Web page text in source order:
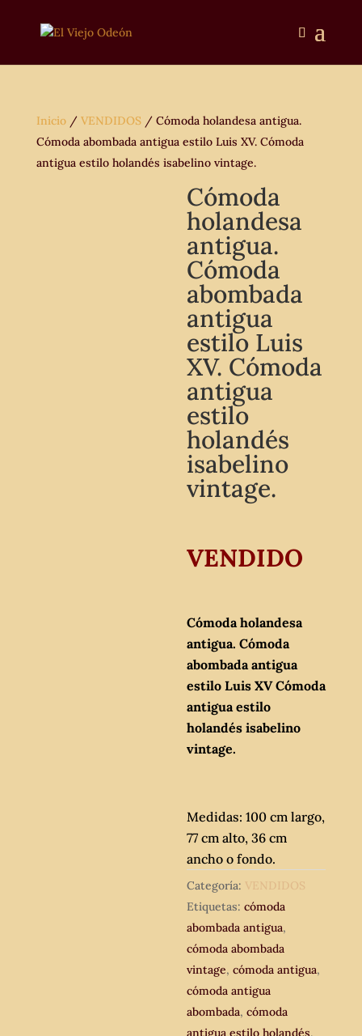
Inicio/ VENDIDOS/ Cómoda holandesa antigua.
Cómoda abombada antigua estilo Luis XV. Cómoda
antigua estilo holandés isabelino vintage.
Cómoda
holandesa
antigua.
Cómoda
abombada
antigua
estilo Luis
XV. Cómoda
antigua
estilo
holandés
isabelino
vintage.
VENDIDO
Cómoda holandesa
antigua. Cómoda
abombada antigua
estilo Luis XV Cómoda
antigua estilo
holandés isabelino
vintage.
Medidas: 100 cm largo,
77 cm alto, 36 cm
ancho o fondo.
Categoría: VENDIDOS
Etiquetas:cómoda
abombada antigua,
cómoda abombada
vintage,cómoda antigua,
cómoda antigua
abombada,cómoda
antigua estilo holandés,